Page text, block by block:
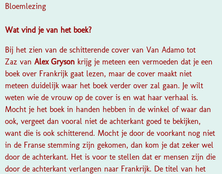
Bloemlezing
Wat vind je van het boek?
Bij het zien van de schitterende cover van Van Adamo tot
Zaz van Alex Gryson krijg je meteen een vermoeden dat je een
boek over Frankrijk gaat lezen, maar de cover maakt niet
meteen duidelijk waar het boek verder over zal gaan. Je wilt
weten wie de vrouw op de cover is en wat haar verhaal is.
Mocht je het boek in handen hebben in de winkel of waar dan
ook, vergeet dan vooral niet de achterkant goed te bekijken,
want die is ook schitterend. Mocht je door de voorkant nog niet
in de Franse stemming zijn gekomen, dan kom je dat zeker wel
door de achterkant. Het is voor te stellen dat er mensen zijn die
door de achterkant verlangen naar Frankrijk. De titel van het